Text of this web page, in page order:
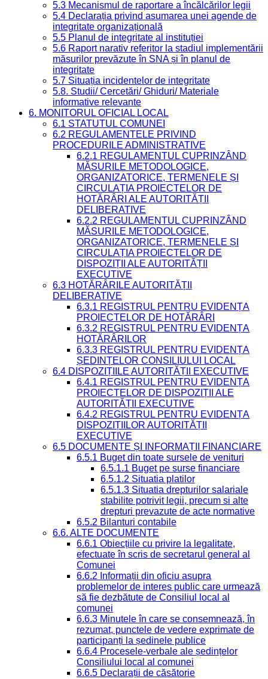
5.3 Mecanismul de raportare a încălcărilor legii
5.4 Declarația privind asumarea unei agende de
integritate organizațională
5.5 Planul de integritate al instituției
5.6 Raport narativ referitor la stadiul implementării
măsurilor prevăzute în SNA și în planul de
integritate
5.7 Situația incidentelor de integritate
5.8. Studii/ Cercetări/ Ghiduri/ Materiale
informative relevante
6. MONITORUL OFICIAL LOCAL
6.1 STATUTUL COMUNEI
6.2 REGULAMENTELE PRIVIND
PROCEDURILE ADMINISTRATIVE
6.2.1 REGULAMENTUL CUPRINZÂND
MĂSURILE METODOLOGICE,
ORGANIZATORICE, TERMENELE ȘI
CIRCULAȚIA PROIECTELOR DE
HOTĂRÂRI ALE AUTORITĂȚII
DELIBERATIVE
6.2.2 REGULAMENTUL CUPRINZÂND
MĂSURILE METODOLOGICE,
ORGANIZATORICE, TERMENELE ȘI
CIRCULAȚIA PROIECTELOR DE
DISPOZIȚII ALE AUTORITĂȚII
EXECUTIVE
6.3 HOTĂRÂRILE AUTORITĂȚII
DELIBERATIVE
6.3.1 REGISTRUL PENTRU EVIDENȚA
PROIECTELOR DE HOTĂRÂRI
6.3.2 REGISTRUL PENTRU EVIDENȚA
HOTĂRÂRILOR
6.3.3 REGISTRUL PENTRU EVIDENȚA
ȘEDINȚELOR CONSILIULUI LOCAL
6.4 DISPOZIȚIILE AUTORITĂȚII EXECUTIVE
6.4.1 REGISTRUL PENTRU EVIDENȚA
PROIECTELOR DE DISPOZIȚII ALE
AUTORITĂȚII EXECUTIVE
6.4.2 REGISTRUL PENTRU EVIDENȚA
DISPOZIȚIILOR AUTORITĂȚII
EXECUTIVE
6.5 DOCUMENTE ȘI INFORMAȚII FINANCIARE
6.5.1 Buget din toate sursele de venituri
6.5.1.1 Buget pe surse financiare
6.5.1.2 Situatia platilor
6.5.1.3 Situatia drepturilor salariale
stabilite potrivit legii, precum si alte
drepturi prevazute de acte normative
6.5.2 Bilanturi contabile
6.6. ALTE DOCUMENTE
6.6.1 Obiecțiile cu privire la legalitate,
efectuate în scris de secretarul general al
Comunei
6.6.2 Informații din oficiu asupra
problemelor de interes public care urmează
să fie dezbătute de Consiliul local al
comunei
6.6.3 Minutele în care se consemnează, în
rezumat, punctele de vedere exprimate de
participanți la ședinele publice
6.6.4 Procesele-verbale ale ședințelor
Consiliului local al comunei
6.6.5 Declarații de căsătorie